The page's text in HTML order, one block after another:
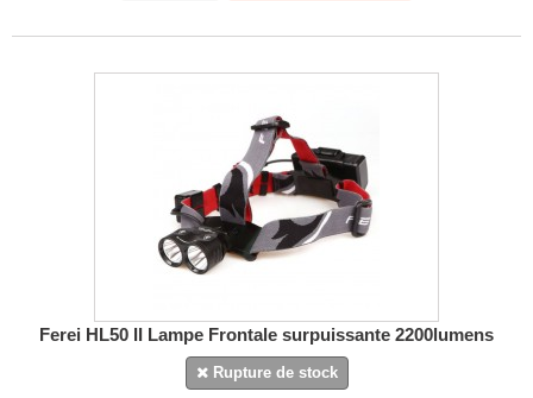
Ferei HL50 II Lampe Frontale surpuissante 2200lumens
Rupture de stock